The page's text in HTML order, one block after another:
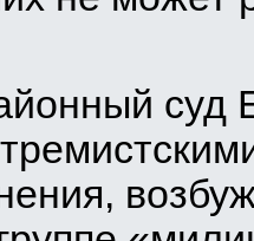
суд